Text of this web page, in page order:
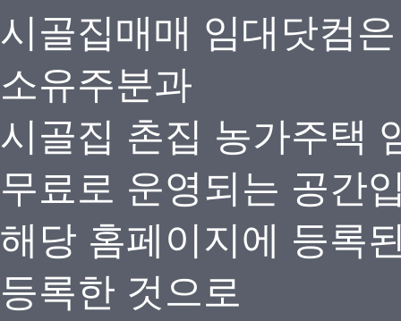
시골집매매 임대닷컴
소유주분과
시골집 촌집 농가주택
무료로 운영되는 공간
해당 홈페이지에 등록
등록한 것으로